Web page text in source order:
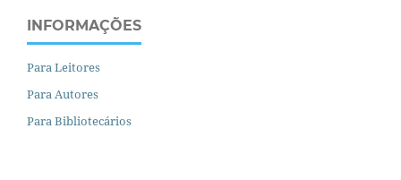
INFORMAÇÕES
Para Leitores
Para Autores
Para Bibliotecários